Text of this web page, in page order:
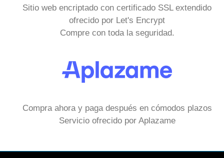
Sitio web encriptado con certificado SSL extendido
ofrecido por Let's Encrypt
Compre con toda la seguridad.
Compra ahora y paga después en cómodos plazos
Servicio ofrecido por Aplazame